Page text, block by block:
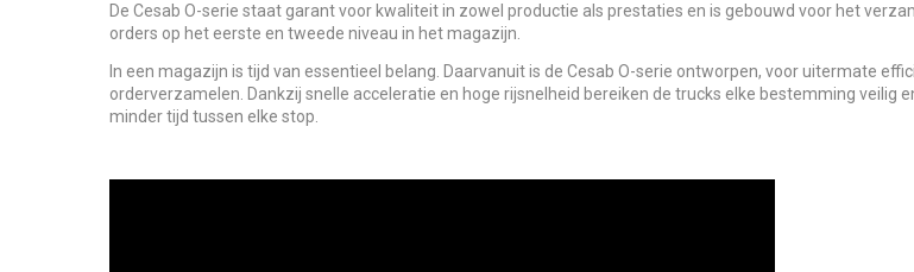
De Cesab O-serie staat garant voor kwaliteit in zowel productie als prestaties en is gebouwd voor het
orders op het eerste en tweede niveau in het magazijn.
In een magazijn is tijd van essentieel belang. Daarvanuit is de Cesab O-serie ontworpen, voor uitermate
orderverzamelen. Dankzij snelle acceleratie en hoge rijsnelheid bereiken de trucks elke bestemming veilig
minder tijd tussen elke stop.